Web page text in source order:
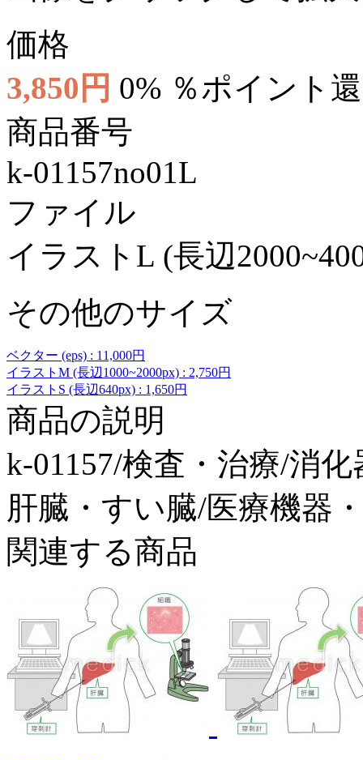
価格
3,850円 0% ％ポイント
商品番号
k-01157no01L
ファイル
イラストL (長辺
その他のサイズ
ベクター (eps) : 11,000円
イラストM (長辺1000~2000px) : 2,750円
イラストS (長辺640px) : 1,650円
商品の説明
k-01157/検査・治療/消
肝臓・すい臓/医療機器
関連する商品